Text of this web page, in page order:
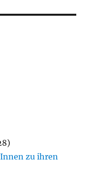
zu ihren